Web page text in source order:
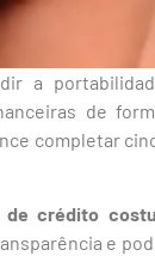
a
de
completar
crédito
e